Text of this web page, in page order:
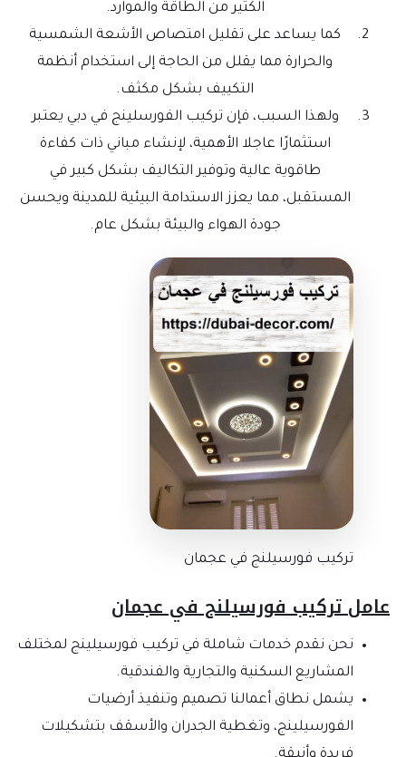
الكثير من الطاقة والموارد.
كما يساعد على تقليل امتصاص الأشعة الشمسية
والحرارة مما يقلل من الحاجة إلى استخدام أنظمة
التكييف بشكل مكثف.
ولهذا السبب، فإن تركيب الفورسلينج في دبي يعتبر
استثمارًا عاجلا الأهمية، لإنشاء مباني ذات كفاءة
طاقوية عالية وتوفير التكاليف بشكل كبير في
المستقبل، مما يعزز الاستدامة البيئية للمدينة ويحسن
جودة الهواء والبيئة بشكل عام.
تركيب فورسيلنج في عجمان
عامل تركيب فورسيلنج في عجمان
نحن نقدم خدمات شاملة في تركيب فورسيلينج لمختلف
المشاريع السكنية والتجارية والفندقية.
يشمل نطاق أعمالنا تصميم وتنفيذ أرضيات
الفورسيلينج، وتغطية الجدران والأسقف بتشكيلات